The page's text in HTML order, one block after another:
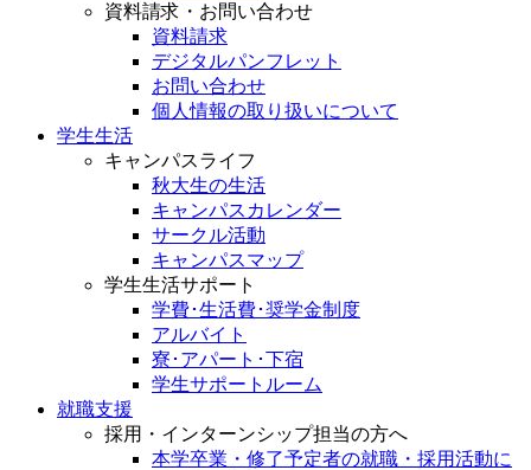
資料請求・お問い合わせ
資料請求
デジタルパンフレット
お問い合わせ
個人情報の取り扱いについて
学生生活
キャンパスライフ
秋大生の生活
キャンパスカレンダー
サークル活動
キャンパスマップ
学生生活サポート
学費･生活費･奨学金制度
アルバイト
寮･アパート･下宿
学生サポートルーム
就職支援
採用・インターンシップ担当の方へ
本学卒業・修了予定者の就職・採用活動に